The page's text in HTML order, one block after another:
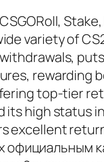
variety of
rewarding
top-tier
high status
excellent